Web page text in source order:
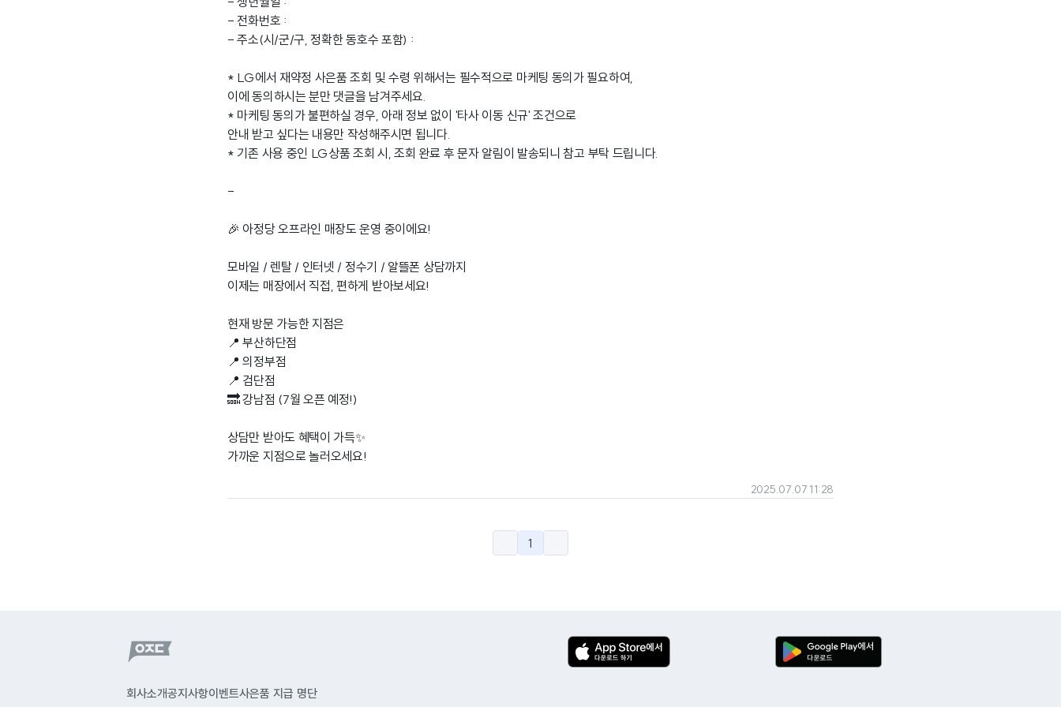
- 전화번호 :
- 주소(시/군/구, 정확한 동호수 포함) :
* LG에서 재약정 사은품 조회 및 수령 위해서는 필수적으로 마케팅 동의가 필요하여,
이에 동의하시는 분만 댓글을 남겨주세요.
* 마케팅 동의가 불편하실 경우, 아래 정보 없이 '타사 이동 신규' 조건으로
안내 받고 싶다는 내용만 작성해주시면 됩니다.
* 기존 사용 중인 LG상품 조회 시, 조회 완료 후 문자 알림이 발송되니 참고 부탁 드립니다.
-
🎉 아정당 오프라인 매장도 운영 중이에요!
모바일 / 렌탈 / 인터넷 / 정수기 / 알뜰폰 상담까지
이제는 매장에서 직접, 편하게 받아보세요!
현재 방문 가능한 지점은
📍 부산하단점
📍 의정부점
📍 검단점
🔜 강남점 (7월 오픈 예정!)
상담만 받아도 혜택이 가득✨
가까운 지점으로 놀러오세요!
2025.07.07 11:28
1
회사소개공지사항이벤트사은품 지급 명단